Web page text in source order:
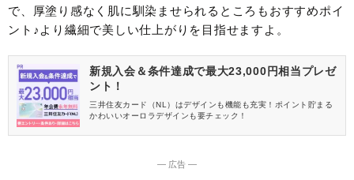
で、厚塗り感なく肌に馴染ませられるところもおすすめポイ
ント♪より繊細で美しい仕上がりを目指せますよ。
新規入会＆条件達成で最大23,000円相当プレゼ
ント！
三井住友カード（NL）はデザインも機能も充実！ポイント貯まる
かわいいオーロラデザインも要チェック！
― 広告 ―